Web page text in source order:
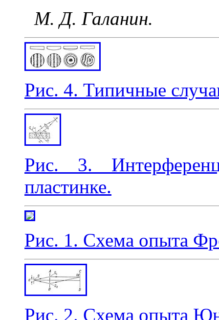
М. Д. Галанин.
Рис. 4. Типичные
Рис. 3.
пластинке.
Рис. 1. Схема опыта
Рис. 2. Схема опыта